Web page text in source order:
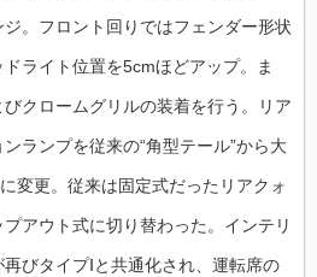
。フロント回りではフェンダー形状
ライト位置を5cmほどアップ。ま
クロームグリルの装着を行う。リア
ランプを従来の“角型テール”から大
変更。従来は固定式だったリアクォ
アウト式に切り替わった。インテリ
びタイプⅠと共通化され、運転席の